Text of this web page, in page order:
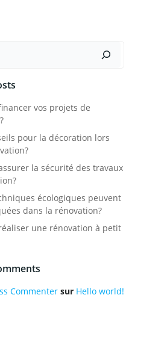
vos projets de
pour la décoration lors
la sécurité des travaux
écologiques peuvent
dans la rénovation?
une rénovation à petit
Commenter sur Hello world!